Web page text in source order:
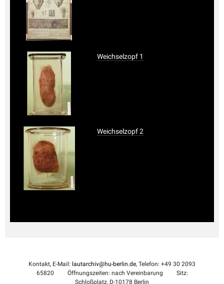
Weichselzopf 1
Weichselzopf 2
Kontakt, E-Mail: lautarchiv@hu-berlin.de, Telefon: +49 30 2093
65820
Öffnungszeiten: nach Vereinbarung
Sitz:
Schloßplatz, D-10178 Berlin